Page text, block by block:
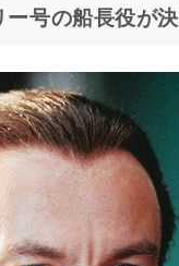
号の船長役が